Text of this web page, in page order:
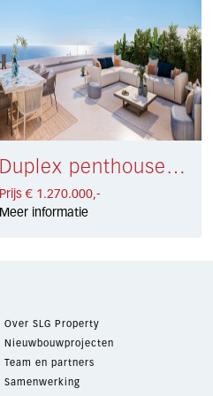
Duplex penthouse Estepona € 1.270.000,-
Prijs € 1.270.000,-
Meer informatie
Over SLG Property
Nieuwbouwprojecten
Team en partners
Samenwerking